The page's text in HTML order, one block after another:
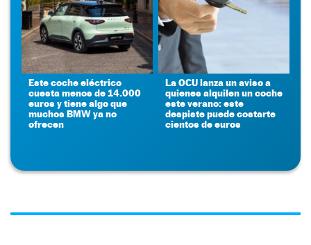
Este coche eléctrico
cuesta menos de 14.000
euros y tiene algo que
muchos BMW ya no
ofrecen
La OCU lanza un aviso a
quienes alquilen un coche
este verano: este
despiste puede costarte
cientos de euros